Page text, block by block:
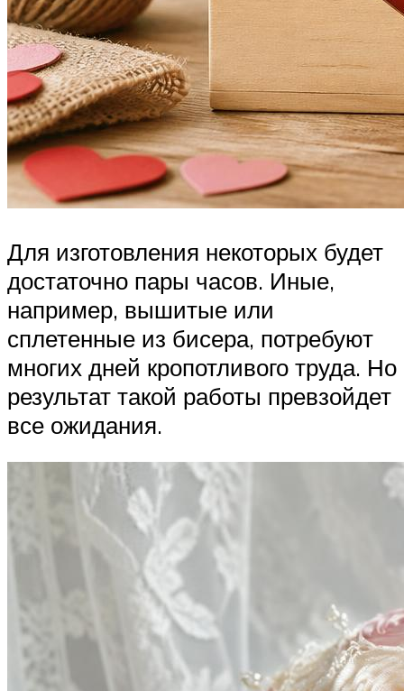
Для изготовления некоторых будет
достаточно пары часов. Иные,
например, вышитые или
сплетенные из бисера, потребуют
многих дней кропотливого труда. Но
результат такой работы превзойдет
все ожидания.